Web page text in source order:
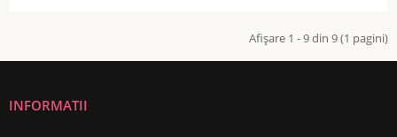
Afişare 1 - 9 din 9 (1 pagini)
INFORMATII